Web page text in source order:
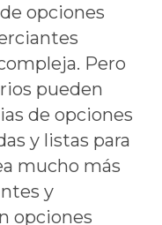
opciones
Pero
pueden
de opciones
y listas para
mucho más
y
opciones